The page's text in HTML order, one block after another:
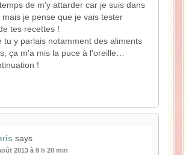
de m'y attarder car je suis dans
mais je pense que je vais tester
tes recettes !
tu y parlais notamment des aliments
ça m'a mis la puce à l'oreille…
!
says
2013 à 9 h 20 min